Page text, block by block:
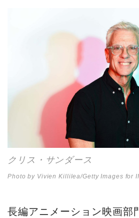
クリス・サンダース
Photo by Vivien Killilea/Getty Images for
長編アニメーション映画部